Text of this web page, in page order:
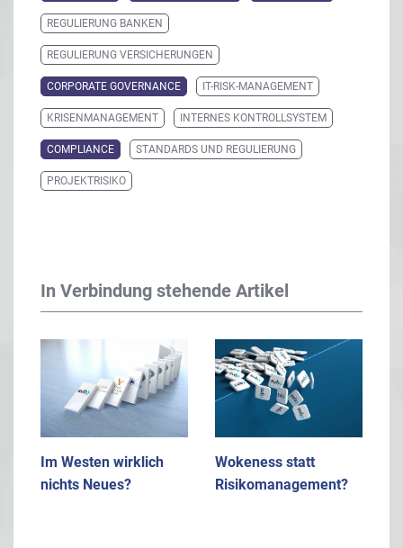
REGULIERUNG BANKEN
REGULIERUNG VERSICHERUNGEN
CORPORATE GOVERNANCE IT-RISK-MANAGEMENT
KRISENMANAGEMENT INTERNES KONTROLLSYSTEM
COMPLIANCE STANDARDS UND REGULIERUNG
PROJEKTRISIKO
In Verbindung stehende Artikel
Im Westen wirklich
nichts Neues?
Wokeness statt
Risikomanagement?